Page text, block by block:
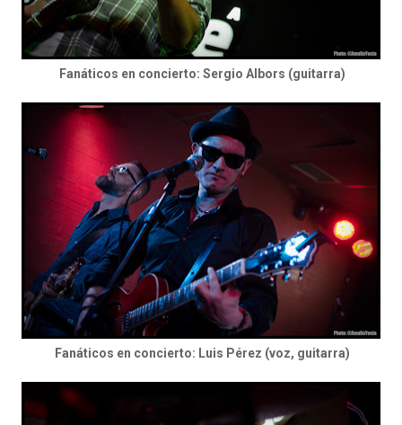
Fanáticos en concierto: Sergio Albors (guitarra)
Fanáticos en concierto: Luis Pérez (voz, guitarra)